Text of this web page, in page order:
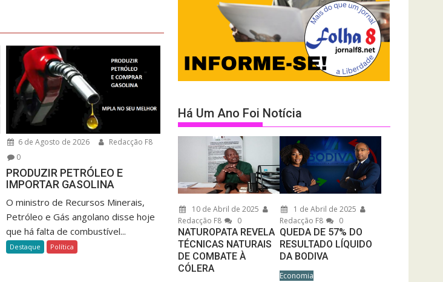
6 de Agosto de 2026
Redacção F8
0
PRODUZIR PETRÓLEO E
IMPORTAR GASOLINA
O ministro de Recursos Minerais,
Petróleo e Gás angolano disse hoje
que há falta de combustível...
Destaque Política
Há Um Ano Foi Notícia
10 de Abril de 2025
Redacção F8
0
NATUROPATA REVELA
TÉCNICAS NATURAIS
DE COMBATE À
CÓLERA
1 de Abril de 2025
Redacção F8
0
QUEDA DE 57% DO
RESULTADO LÍQUIDO
DA BODIVA
Economia